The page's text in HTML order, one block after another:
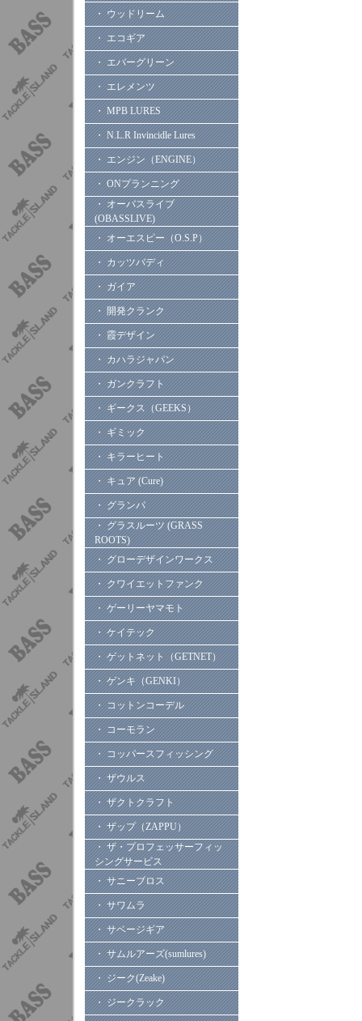
・ ウッドリーム
・ エコギア
・ エバーグリーン
・ エレメンツ
・ MPB LURES
・ N.L.R Invincidle Lures
・ エンジン（ENGINE）
・ ONプランニング
・ オーバスライブ
(OBASSLIVE)
・ オーエスピー（O.S.P）
・ カッツバディ
・ ガイア
・ 開発クランク
・ 霞デザイン
・ カハラジャパン
・ ガンクラフト
・ ギークス（GEEKS）
・ ギミック
・ キラーヒート
・ キュア (Cure)
・ グランパ
・ グラスルーツ (GRASS
ROOTS)
・ グローデザインワークス
・ クワイエットファンク
・ ゲーリーヤマモト
・ ケイテック
・ ゲットネット（GETNET）
・ ゲンキ（GENKI）
・ コットンコーデル
・ コーモラン
・ コッパースフィッシング
・ ザウルス
・ ザクトクラフト
・ ザップ（ZAPPU）
・ ザ・プロフェッサーフィッ
シングサービス
・ サニーブロス
・ サワムラ
・ サベージギア
・ サムルアーズ(sumlures)
・ ジーク(Zeake)
・ ジークラック